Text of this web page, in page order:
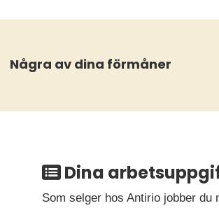
Några av dina förmåner
Dina
Som selger hos Antirio jobber